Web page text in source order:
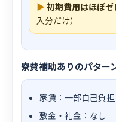
▶ 初期費用はほぼ
入分だけ）
寮費補助ありのパター
家賃：一部自己負担
敷金・礼金：なし